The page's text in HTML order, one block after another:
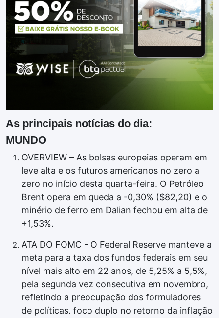
As principais notícias do dia:
MUNDO
OVERVIEW – As bolsas europeias operam em
leve alta e os futuros americanos no zero a
zero no início desta quarta-feira. O Petróleo
Brent opera em queda a -0,30% ($82,20) e o
minério de ferro em Dalian fechou em alta de
+1,53%.
ATA DO FOMC - O Federal Reserve manteve a
meta para a taxa dos fundos federais em seu
nível mais alto em 22 anos, de 5,25% a 5,5%,
pela segunda vez consecutiva em novembro,
refletindo a preocupação dos formuladores
de políticas. foco duplo no retorno da inflação